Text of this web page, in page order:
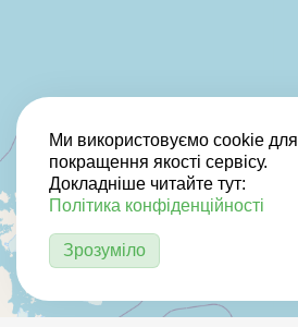
Ми використовуємо cookie для
покращення якості сервісу.
Докладніше читайте тут:
Політика конфіденційності
Зрозуміло